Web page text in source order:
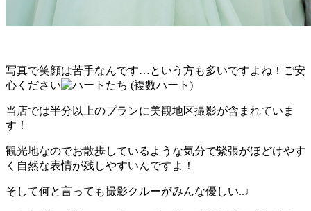
写真で笑顔は苦手なんです…という方も多いですよね！ご安
心ください
当店では半分以上のプランに美観地区撮影が含まれていま
す！
観光地なのでお散歩しているような気分で緊張がほどけやす
く自然な表情が残しやすいんですよ！
そして何と言っても撮影クルーがみんな優しい..♩